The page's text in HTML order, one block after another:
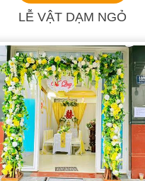
LỄ VẬT DẠM NGỎ